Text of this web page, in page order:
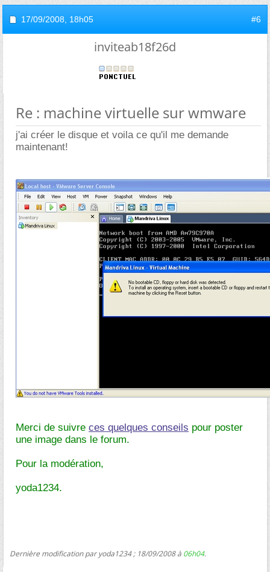
17/09/2008, 18h05 #6
inviteab18f26d
Re : machine virtuelle sur wmware
j'ai créer le disque et voila ce qu'il me demande
maintenant!
Merci de suivre ces quelques conseils pour poster
une image dans le forum.
Pour la modération,
yoda1234.
Dernière modification par yoda1234 ; 18/09/2008 à 06h04.